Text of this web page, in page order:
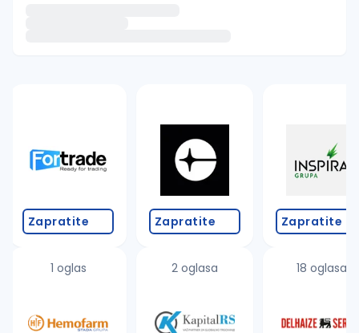
proverite pravopisne greške (koristite č, ć, š, đ,
povećajte radijus za odabrani grad
promenite odabrane filtere pretrage
Zapratite
1 oglas
Zapratite
2 oglasa
Zapratite
18 oglasa